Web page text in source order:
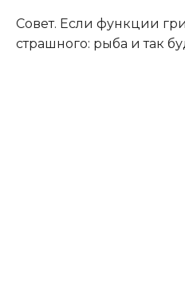
Совет. Если функции
страшного: рыба и так